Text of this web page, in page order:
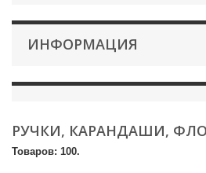
ИНФОРМАЦИЯ
РУЧКИ, КАРАНДАШИ,
Товаров: 100.